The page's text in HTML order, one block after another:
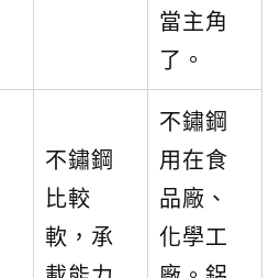
當主角
了。
不鏽鋼
比較
軟，承
不鏽鋼
用在食
品廠、
化學工